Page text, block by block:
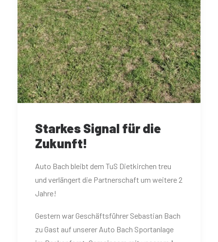
Starkes Signal für die
Zukunft!
Auto Bach bleibt dem TuS Dietkirchen treu
und verlängert die Partnerschaft um weitere 2
Jahre!
Gestern war Geschäftsführer Sebastian Bach
zu Gast auf unserer Auto Bach Sportanlage